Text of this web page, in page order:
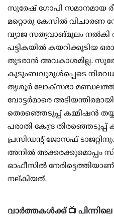
സുരേഷ് ഗോപി സമാനമായ
മറ്റൊരു കേസില്‍ വിചാരണ
വ്യാജ സത്യവാങ്മൂലം നല്‍കി
പട്ടികയില്‍ കയറിക്കൂടിയ
തുടരാന്‍ അവകാശമില്ല.
കുടുംബവുമുള്‍പ്പെടെ
തൃശൂര്‍ ലോക്സഭാ
വോട്ടര്‍മാരെ
തെരഞ്ഞെടുപ്പ് കമ്മീഷന്‍
പരാതി കേന്ദ്ര
പ്രസിഡന്റ് ജോസഫ്
അനില്‍ അക്കരക്കുമൊപ്പം
ഓഫീസില്‍
നല്കിയത്.
വാർത്തകൾക്ക് 📺